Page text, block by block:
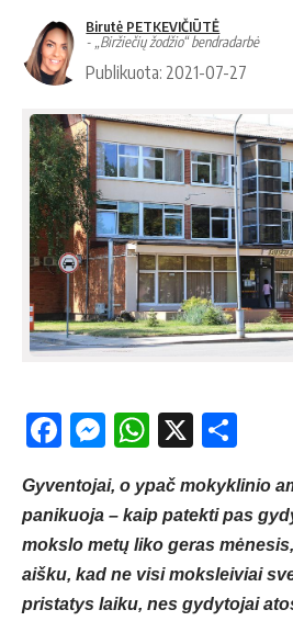
Birutė PETKEVIČIŪTĖ
- „Biržiečių žodžio“ bendradarbė
Publikuota: 2021-07-27
Facebook
Messenger
WhatsApp
X
Gyventojai, o ypač mokyklinio
panikuoja – kaip patekti pas
mokslo metų liko geras
aišku, kad ne visi moksleiviai
pristatys laiku, nes gydytojai